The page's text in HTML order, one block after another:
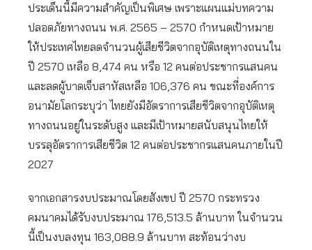
ประเด็นนี้มีความสำคัญเป็นพิเศษ เพราะแผนแม่บทความ
ปลอดภัยทางถนน พ.ศ. 2565 – 2570 กำหนดเป้าหมาย
ให้ประเทศไทยลดจำนวนผู้เสียชีวิตจากอุบัติเหตุทางถนนใน
ปี 2570 เหลือ 8,474 คน หรือ 12 คนต่อประชากรแสนคน
และลดผู้บาดเจ็บสาหัสเหลือ 106,376 คน ขณะที่องค์การ
อนามัยโลกระบุว่า ไทยยังมีอัตราการเสียชีวิตจากอุบัติเหตุ
ทางถนนอยู่ในระดับสูง และมีเป้าหมายสนับสนุนไทยให้
บรรลุอัตราการเสียชีวิต 12 คนต่อประชากรแสนคนภายในปี
2027
จากเอกสารงบประมาณโดยสังเขป ปี 2570 กระทรวง
คมนาคมได้รับงบประมาณ 176,513.5 ล้านบาท ในจำนวน
นี้เป็นงบลงทุน 163,088.9 ล้านบาท สะท้อนว่างบ